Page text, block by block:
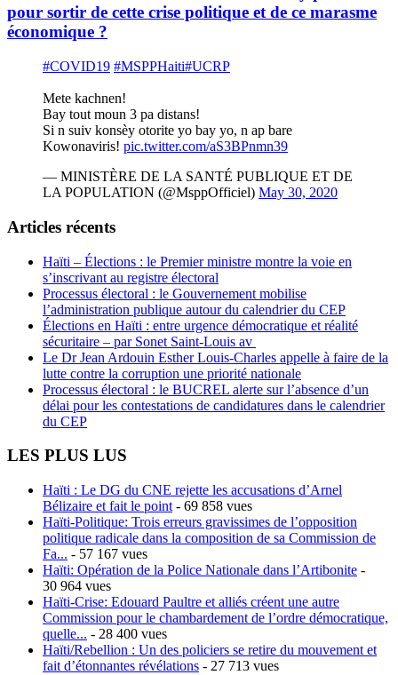
pour sortir de cette crise politique et de ce marasme
économique ?
#COVID19 #MSPPHaiti#UCRP
Mete kachnen!
Bay tout moun 3 pa distans!
Si n suiv konsèy otorite yo bay yo, n ap bare
Kowonaviris! pic.twitter.com/aS3BPnmn39
— MINISTÈRE DE LA SANTÉ PUBLIQUE ET DE
LA POPULATION (@MsppOfficiel) May 30, 2020
Articles récents
Haïti – Élections : le Premier ministre montre la voie en
s’inscrivant au registre électoral
Processus électoral : le Gouvernement mobilise
l’administration publique autour du calendrier du CEP
Élections en Haïti : entre urgence démocratique et réalité
sécuritaire – par Sonet Saint-Louis av
Le Dr Jean Ardouin Esther Louis-Charles appelle à faire de la
lutte contre la corruption une priorité nationale
Processus électoral : le BUCREL alerte sur l’absence d’un
délai pour les contestations de candidatures dans le calendrier
du CEP
LES PLUS LUS
Haïti : Le DG du CNE rejette les accusations d’Arnel
Bélizaire et fait le point - 69 858 vues
Haïti-Politique: Trois erreurs gravissimes de l’opposition
politique radicale dans la composition de sa Commission de
Fa... - 57 167 vues
Haïti: Opération de la Police Nationale dans l’Artibonite -
30 964 vues
Haïti-Crise: Edouard Paultre et alliés créent une autre
Commission pour le chambardement de l’ordre démocratique,
quelle... - 28 400 vues
Haïti/Rebellion : Un des policiers se retire du mouvement et
fait d’étonnantes révélations - 27 713 vues